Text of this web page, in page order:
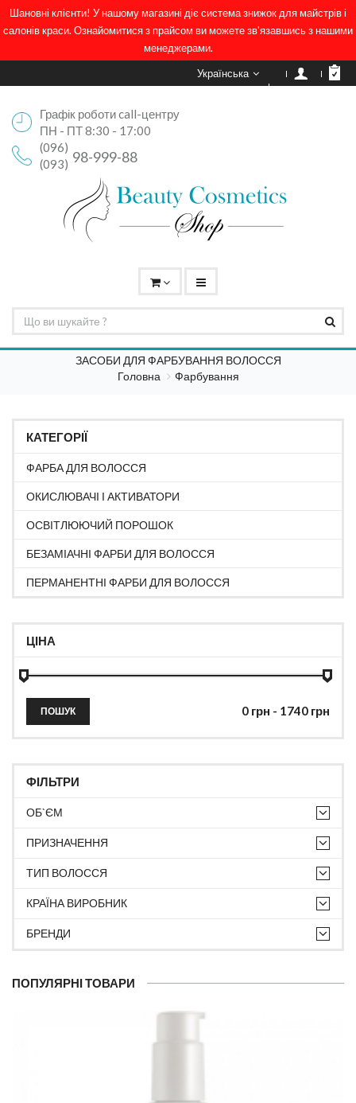
Шановні клієнти! У нашому магазині діє система знижок для майстрів і
салонів краси. Ознайомитися з прайсом ви можете зв'язавшись з нашими
менеджерами.
Українська
Графік роботи call-центру
ПН - ПТ 8:30 - 17:00
(096)
98-999-88
(093)
ЗАСОБИ ДЛЯ ФАРБУВАННЯ ВОЛОССЯ
Головна
Фарбування
КАТЕГОРІЇ
ФАРБА ДЛЯ ВОЛОССЯ
ОКИСЛЮВАЧІ І АКТИВАТОРИ
ОСВІТЛЮЮЧИЙ ПОРОШОК
БЕЗАМІАЧНІ ФАРБИ ДЛЯ ВОЛОССЯ
ПЕРМАНЕНТНІ ФАРБИ ДЛЯ ВОЛОССЯ
ЦІНА
ПОШУК
ФІЛЬТРИ
ОБ`ЄМ
ПРИЗНАЧЕННЯ
ТИП ВОЛОССЯ
КРАЇНА ВИРОБНИК
БРЕНДИ
ПОПУЛЯРНІ ТОВАРИ